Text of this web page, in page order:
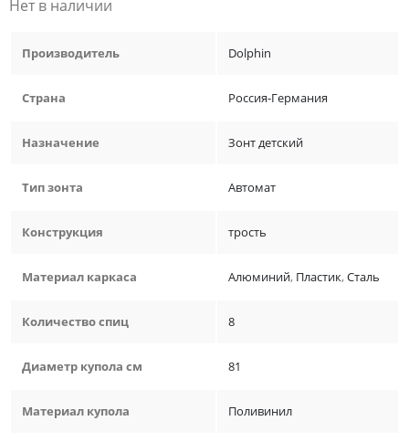
Нет в наличии
Производитель Dolphin
Страна Россия-Германия
Назначение Зонт детский
Тип зонта Автомат
Конструкция трость
Материал каркаса Алюминий, Пластик,Сталь
Количество спиц 8
Диаметр купола см 81
Материал купола Поливинил